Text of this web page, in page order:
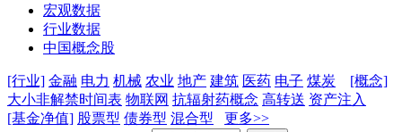
宏观数据
行业数据
中国概念股
[行业] 金融 电力 机械 农业 地产 建筑 医药 电子 煤炭
[概念]
大小非解禁时间表 物联网 抗辐射药概念 高转送 资产注入
[基金净值] 股票型 债券型 混合型
更多>>